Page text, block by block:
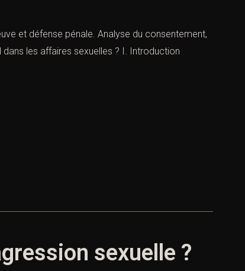
et défense pénale. Analyse du consentement,
dans les affaires sexuelles ? I. Introduction
sexuelle ?